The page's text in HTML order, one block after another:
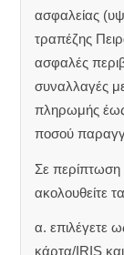
ασφαλείας
τραπέζης
ασφαλές
συναλλαγές
πληρωμής
ποσού
Σε περίπτωση
ακολουθείτε
α. επιλέγετε
κάρτα/IRIS